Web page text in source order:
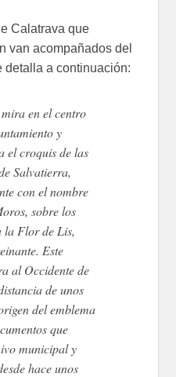
Calatrava que
van acompañados del
detalla a continuación:
en el centro
y
el croquis de las
Salvatierra,
con el nombre
sobre los
la Flor de Lis,
Este
al Occidente de
de unos
del emblema
que
municipal y
hace unos